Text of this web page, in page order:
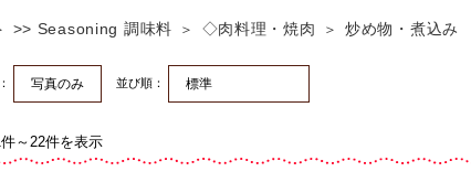
>> Seasoning 調味料 ◇肉料理・焼肉 炒め物・煮込み
並び順：
～22件を表示